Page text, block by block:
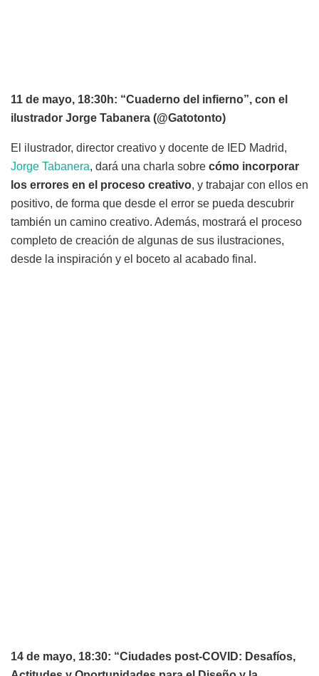
11 de mayo, 18:30h: “Cuaderno del infierno”, con el
ilustrador Jorge Tabanera (@Gatotonto)
El ilustrador, director creativo y docente de IED Madrid,
Jorge Tabanera, dará una charla sobre cómo incorporar
los errores en el proceso creativo, y trabajar con ellos en
positivo, de forma que desde el error se pueda descubrir
también un camino creativo. Además, mostrará el proceso
completo de creación de algunas de sus ilustraciones,
desde la inspiración y el boceto al acabado final.
14 de mayo, 18:30: “Ciudades post-COVID: Desafíos,